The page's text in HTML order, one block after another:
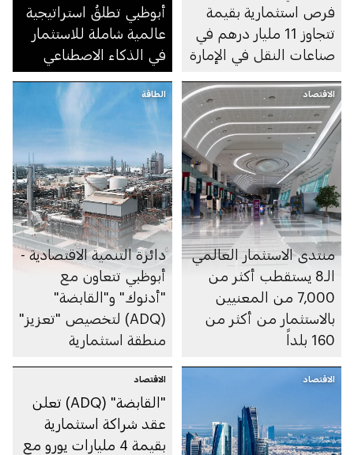
فرص استثمارية بقيمة
تتجاوز 11 مليار درهم في
صناعات النقل في الإمارة
أبوظبي تطلقُ استراتيجية
عالمية شاملة للاستثمار
في الذكاء الاصطناعي
الاقتصاد
منتدى الاستثمار العالمي
الـ8 يستقطب أكثر من
7,000 من المعنيين
بالاستثمار من أكثر من
160 بلداً
الطاقة
دائرة التنمية الاقتصادية -
أبوظبي تتعاون مع
"أدنوك" و"القابضة"
(ADQ) لتخصيص "تعزيز"
منطقة استثمارية
الاقتصاد الاقتصاد
"القابضة" (ADQ) تعلن
عقد شراكة استثمارية
بقيمة 4 مليارات يورو مع